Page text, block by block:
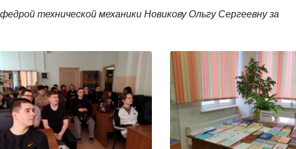
технической механики Новикову Ольгу Сергеевну за